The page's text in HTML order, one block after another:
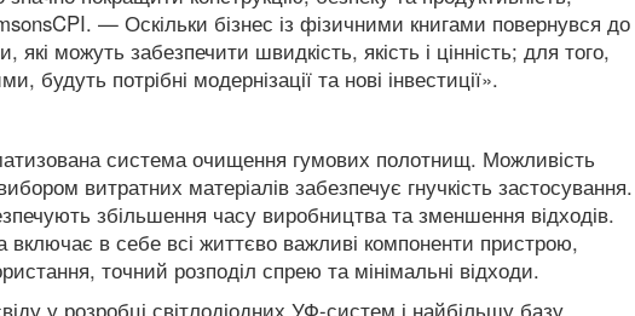
— Оскільки бізнес із фізичними книгами повернувся до
можуть забезпечити швидкість, якість і цінність; для того,
потрібні модернізації та нові інвестиції».
система очищення гумових полотнищ. Можливість
витратних матеріалів забезпечує гнучкість застосування.
збільшення часу виробництва та зменшення відходів.
включає в себе всі життєво важливі компоненти пристрою,
точний розподіл спрею та мінімальні відходи.
у розробці світлодіодних УФ-систем і найбільшу базу